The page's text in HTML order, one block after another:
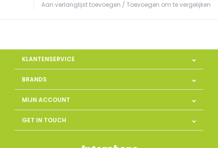
Aan verlanglijst toevoegen / Toevoegen om te vergelijken
KLANTENSERVICE
BRANDS
MIJN ACCOUNT
GET IN TOUCH